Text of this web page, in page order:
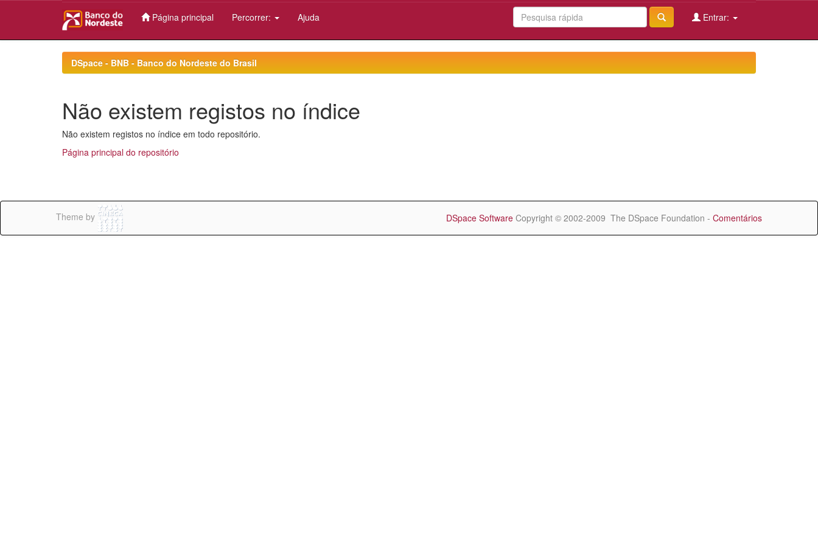
Página principal Percorrer: Ajuda Entrar:
DSpace - BNB - Banco do Nordeste do Brasil
Não existem registos no índice
Não existem registos no índice em todo repositório.
Página principal do repositório
Theme by DSpace Software Copyright © 2002-2009 The DSpace Foundation - Comentários